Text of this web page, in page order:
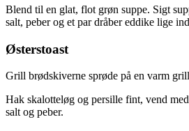
Blend til en glat, flot grøn suppe. Sigt
salt, peber og et par dråber eddike lige
Østerstoast
Grill brødskiverne sprøde på en varm
Hak skalotteløg og persille fint, vend
salt og peber.